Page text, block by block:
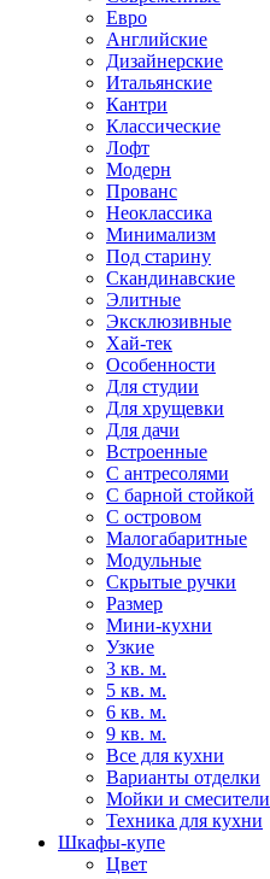
Евро
Английские
Дизайнерские
Итальянские
Кантри
Классические
Лофт
Модерн
Прованс
Неоклассика
Минимализм
Под старину
Скандинавские
Элитные
Эксклюзивные
Хай-тек
Особенности
Для студии
Для хрущевки
Для дачи
Встроенные
С антресолями
С барной стойкой
С островом
Малогабаритные
Модульные
Скрытые ручки
Размер
Мини-кухни
Узкие
3 кв. м.
5 кв. м.
6 кв. м.
9 кв. м.
Все для кухни
Варианты отделки
Мойки и смесители
Техника для кухни
Шкафы-купе
Цвет